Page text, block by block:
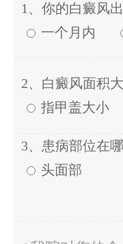
1、你的白癜风
一个月内
2、白癜风面积
指甲盖大小
3、患病部位在
头面部